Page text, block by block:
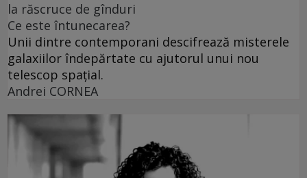
la răscruce de gînduri
Ce este întunecarea?
Unii dintre contemporani descifrează misterele
galaxiilor îndepărtate cu ajutorul unui nou
telescop spațial.
Andrei CORNEA